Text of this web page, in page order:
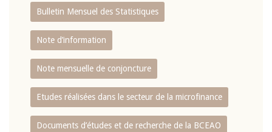
Bulletin Mensuel des Statistiques
Note d’information
Note mensuelle de conjoncture
Etudes réalisées dans le secteur de la microfinance
Documents d’études et de recherche de la BCEAO